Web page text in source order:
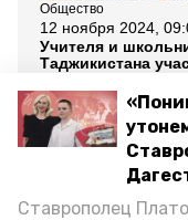
Ставрополец
Общество
12 ноября 2024,
Учителя и
Таджикистана
образовательном
проекте СКФУ
Все новости